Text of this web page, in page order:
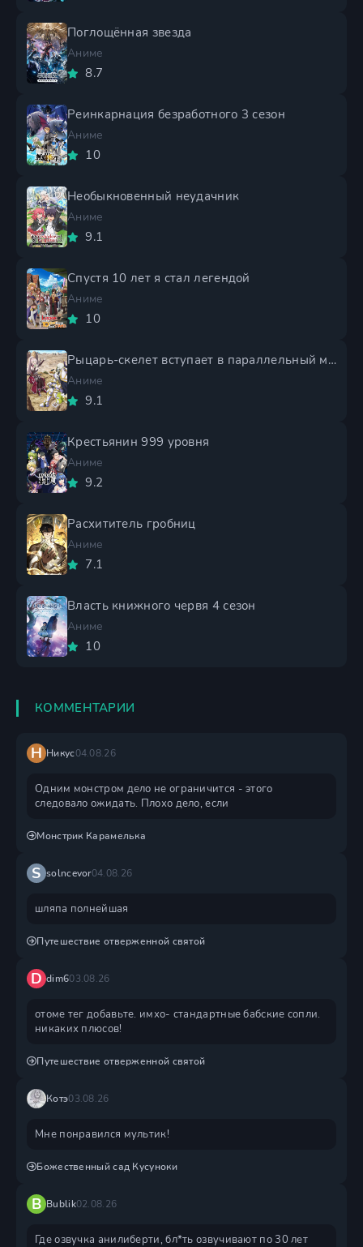
Поглощённая звезда
Аниме
8.7
Реинкарнация безработного 3 сезон
Аниме
10
Необыкновенный неудачник
Аниме
9.1
Спустя 10 лет я стал легендой
Аниме
10
Рыцарь-скелет вступает в параллельный мир 2 сезон
Аниме
9.1
Крестьянин 999 уровня
Аниме
9.2
Расхититель гробниц
Аниме
7.1
Власть книжного червя 4 сезон
Аниме
10
КОММЕНТАРИИ
Н Никус04.08.26
Одним монстром дело не ограничится - этого
следовало ожидать. Плохо дело, если
Монстрик Карамелька
S solncevor04.08.26
шляпа полнейшая
Путешествие отверженной святой
D dim603.08.26
отоме тег добавьте. имхо- стандартные бабские сопли.
никаких плюсов!
Путешествие отверженной святой
Котэ03.08.26
Мне понравился мультик!
Божественный сад Кусуноки
B Bublik02.08.26
Где озвучка анилиберти, бл*ть озвучивают по 30 лет